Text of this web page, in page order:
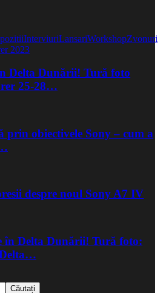
InterviuriLansariWorkshopZvonuri
Delta Dunării! Tură foto
25-28…
prin obiectivele Sony – cum a
despre noul Sony A7 IV
în Delta Dunării! Tură foto: